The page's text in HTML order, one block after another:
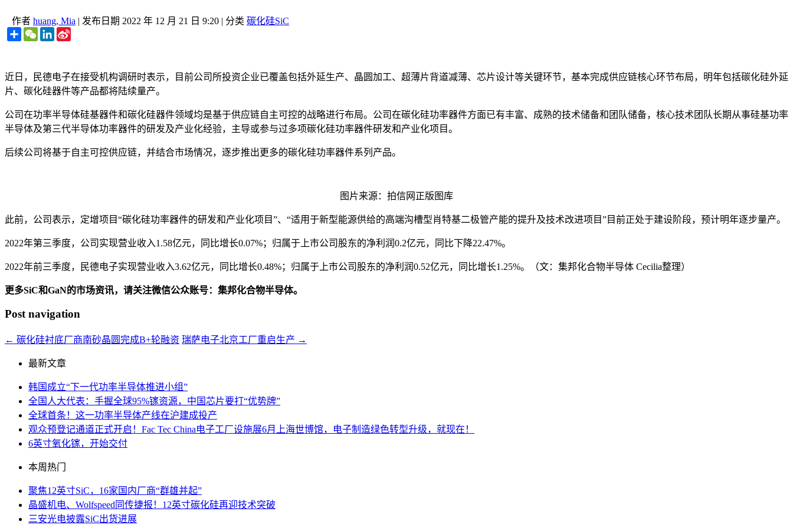
作者 huang, Mia | 发布日期 2022 年 12 月 21 日 9:20 | 分类 碳化硅SiC
ShareWeChatLinkedIn
近日，民德电子在接受机构调研时表示，目前公司所投资企业已覆盖包括外延生产、晶圆加工、超薄片背道减薄、芯片设计等关键环节，基本完成供应链核心环节布局，明年包括碳化硅外延
片、碳化硅器件等产品都将陆续量产。
公司在功率半导体硅基器件和碳化硅器件领域均是基于供应链自主可控的战略进行布局。公司在碳化硅功率器件方面已有丰富、成熟的技术储备和团队储备，核心技术团队长期从事硅基功率
半导体及第三代半导体功率器件的研发及产业化经验，主导或参与过多项碳化硅功率器件研发和产业化项目。
后续公司将基于自主可控供应链，并结合市场情况，逐步推出更多的碳化硅功率器件系列产品。
图片来源：拍信网正版图库
此前，公司表示，定增项目“碳化硅功率器件的研发和产业化项目”、“适用于新型能源供给的高端沟槽型肖特基二极管产能的提升及技术改进项目”目前正处于建设阶段，预计明年逐步量产。
2022年第三季度，公司实现营业收入1.58亿元，同比增长0.07%；归属于上市公司股东的净利润0.2亿元，同比下降22.47%。
2022年前三季度，民德电子实现营业收入3.62亿元，同比增长0.48%；归属于上市公司股东的净利润0.52亿元，同比增长1.25%。（文：集邦化合物半导体 Cecilia整理）
更多SiC和GaN的市场资讯，请关注微信公众账号：集邦化合物半导体。
Post navigation
← 碳化硅衬底厂商南砂晶圆完成B+轮融资 瑞萨电子北京工厂重启生产 →
最新文章
韩国成立“下一代功率半导体推进小组”
全国人大代表：手握全球95%镓资源，中国芯片要打“优势牌”
全球首条！这一功率半导体产线在沪建成投产
观众预登记通道正式开启！Fac Tec China电子工厂设施展6月上海世博馆，电子制造绿色转型升级，就现在！
6英寸氧化镓，开始交付
本周热门
聚焦12英寸SiC，16家国内厂商“群雄并起”
晶盛机电、Wolfspeed同传捷报！12英寸碳化硅再迎技术突破
三安光电披露SiC出货进展